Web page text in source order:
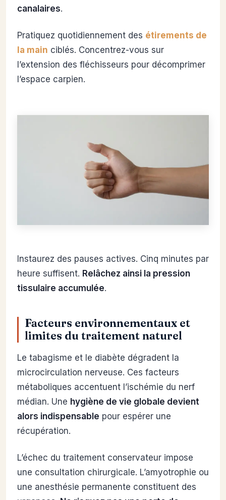
canalaires.
Pratiquez quotidiennement des étirements de
la main ciblés. Concentrez-vous sur
l’extension des fléchisseurs pour décomprimer
l’espace carpien.
Instaurez des pauses actives. Cinq minutes par
heure suffisent. Relâchez ainsi la pression
tissulaire accumulée.
Facteurs environnementaux et
limites du traitement naturel
Le tabagisme et le diabète dégradent la
microcirculation nerveuse. Ces facteurs
métaboliques accentuent l’ischémie du nerf
médian. Une hygiène de vie globale devient
alors indispensable pour espérer une
récupération.
L’échec du traitement conservateur impose
une consultation chirurgicale. L’amyotrophie ou
une anesthésie permanente constituent des